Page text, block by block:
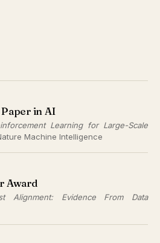
in AI
Learning for Large-Scale
Machine Intelligence
Award
Alignment: Evidence From Data